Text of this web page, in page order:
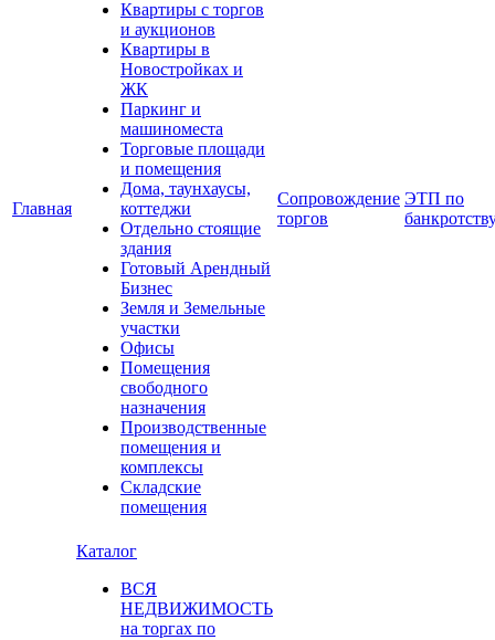
Главная
Квартиры с торгов
и аукционов
Квартиры в
Новостройках и
ЖК
Паркинг и
машиноместа
Торговые площади
и помещения
Дома, таунхаусы,
коттеджи
Отдельно стоящие
здания
Готовый Арендный
Бизнес
Земля и Земельные
участки
Офисы
Помещения
свободного
назначения
Производственные
помещения и
комплексы
Складские
помещения
Сопровождение
торгов
ЭТП по
Каталог
ВСЯ
НЕДВИЖИМОСТЬ
на торгах по